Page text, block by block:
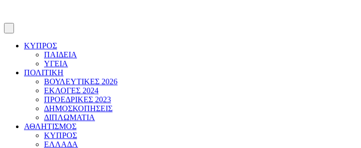
ΚΥΠΡΟΣ
ΠΑΙΔΕΙΑ
ΥΓΕΙΑ
ΠΟΛΙΤΙΚΗ
ΒΟΥΛΕΥΤΙΚΕΣ 2026
ΕΚΛΟΓΕΣ 2024
ΠΡΟΕΔΡΙΚΕΣ 2023
ΔΗΜΟΣΚΟΠΗΣΕΙΣ
ΔΙΠΛΩΜΑΤΙΑ
ΑΘΛΗΤΙΣΜΟΣ
ΚΥΠΡΟΣ
ΕΛΛΑΔΑ